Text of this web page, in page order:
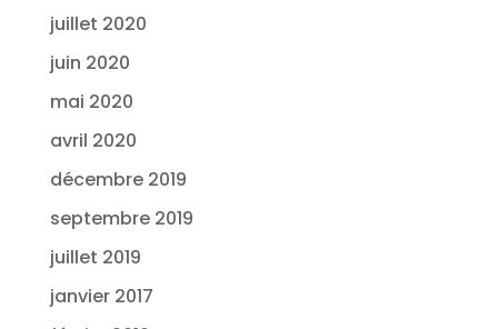
juillet 2020
juin 2020
mai 2020
avril 2020
décembre 2019
septembre 2019
juillet 2019
janvier 2017